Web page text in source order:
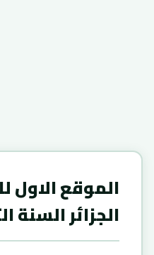
الموقع الاول
الجزائر السنة